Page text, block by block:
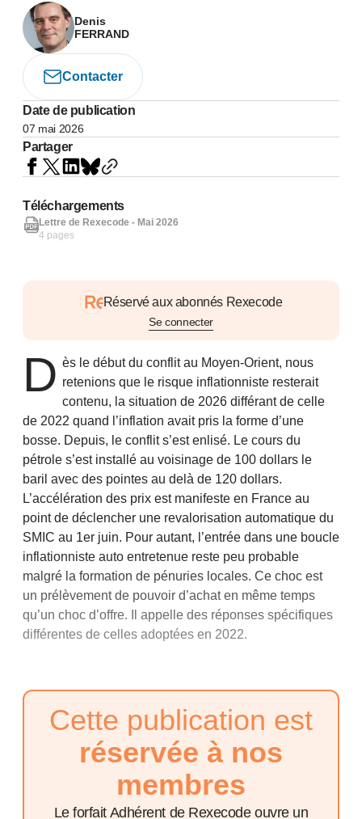
Denis
FERRAND
Contacter
Date de publication
07 mai 2026
Partager
Réservé aux abonnés Rexecode
Se connecter
D ès le début du conflit au Moyen-Orient, nous
retenions que le risque inflationniste resterait
contenu, la situation de 2026 différant de celle
de 2022 quand l’inflation avait pris la forme d’une
bosse. Depuis, le conflit s’est enlisé. Le cours du
pétrole s’est installé au voisinage de 100 dollars le
baril avec des pointes au delà de 120 dollars.
L’accélération des prix est manifeste en France au
point de déclencher une revalorisation automatique du
SMIC au 1er juin. Pour autant, l’entrée dans une boucle
inflationniste auto entretenue reste peu probable
malgré la formation de pénuries locales. Ce choc est
un prélèvement de pouvoir d’achat en même temps
qu’un choc d’offre. Il appelle des réponses spécifiques
différentes de celles adoptées en 2022.
Cette publication est
réservée à nos
membres
Le forfait Adhérent de Rexecode ouvre un
Téléchargements
Lettre de Rexecode - Mai 2026
4 pages